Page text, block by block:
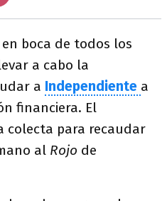
boca de todos los
a cabo la
a Independiente a
financiera. El
colecta para recaudar
al Rojo de